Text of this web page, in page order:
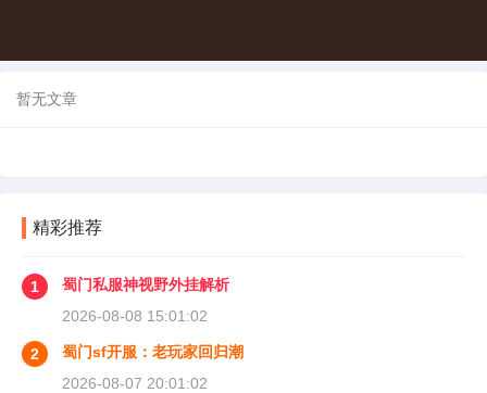
暂无文章
精彩推荐
1
蜀门私服神视野外挂解析
2026-08-08 15:01:02
2
蜀门sf开服：老玩家回归潮
2026-08-07 20:01:02